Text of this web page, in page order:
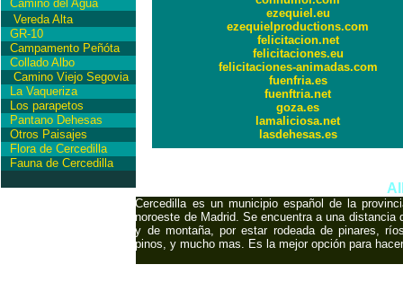
Camino del Agua
Vereda Alta
GR-10
Campamento Peñóta
Collado Albo
Camino Viejo Segovia
La Vaqueriza
Los parapetos
Pantano Dehesas
Otros Paisajes
Flora de Cercedilla
Fauna de Cercedilla
ezequiel.eu
ezequielproductions.com
felicitacion.net
felicitaciones.eu
felicitaciones-animadas.com
fuenfria.es
fuenftria.net
goza.es
lamaliciosa.net
lasdehesas.es
Cercedilla es un municipio español de la
noroeste de Madrid. Se encuentra a una
y de montaña, por estar rodeada de pinares,
pinos, y mucho mas. Es la mejor opción para